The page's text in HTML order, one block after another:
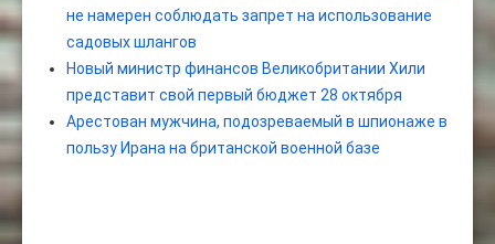
не намерен соблюдать запрет на использование
садовых шлангов
Новый министр финансов Великобритании Хили
представит свой первый бюджет 28 октября
Арестован мужчина, подозреваемый в шпионаже в
пользу Ирана на британской военной базе